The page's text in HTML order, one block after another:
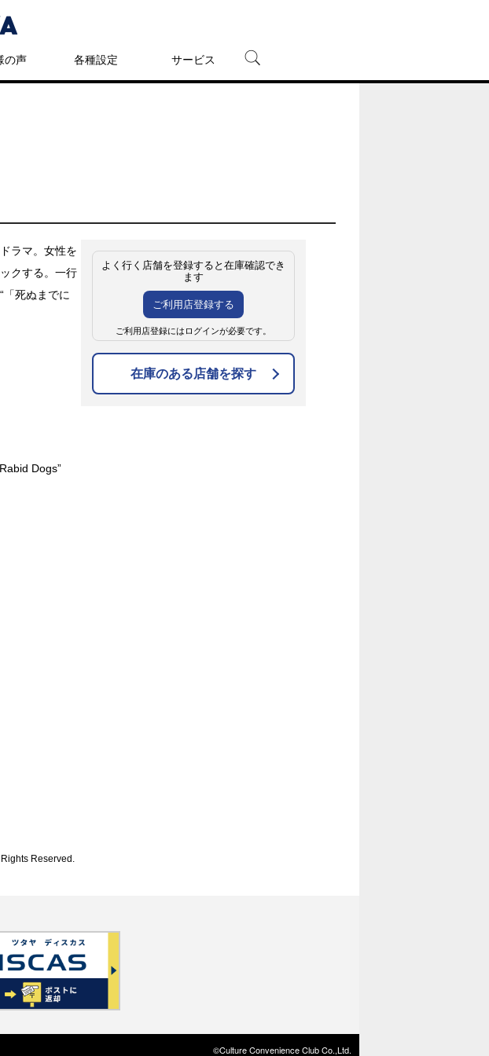
の声 各種設定 サービス
ラマ。女性を
クする。一行
死ぬまでに
Dogs”
よく行く店舗を登録すると在庫確認でき
ます
ご利用店登録する
ご利用店登録にはログインが必要です。
在庫のある店舗を探す
Reserved.
©Culture Convenience Club Co.,Ltd.